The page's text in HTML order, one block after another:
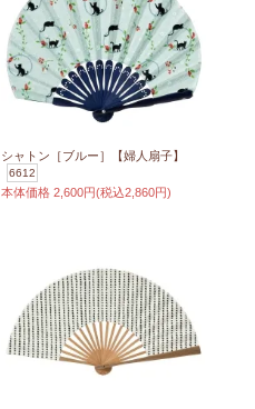
シャトン［ブルー］【婦人扇子】
6612
本体価格 2,600円(税込2,860円)